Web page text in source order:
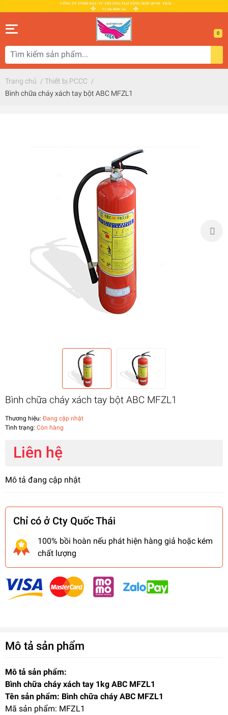
0
Trang chủ / Thiết bị PCCC /
Bình chữa cháy xách tay bột ABC MFZL1
Bình chữa cháy xách tay bột ABC MFZL1
Thương hiệu: Đang cập nhật
Tình trạng: Còn hàng
Liên hệ
Mô tả đang cập nhật
Chỉ có ở Cty Quốc Thái
100% bồi hoàn nếu phát hiện hàng giả hoặc kém
chất lượng
Mô tả sản phẩm
Mô tả sản phẩm:
Bình chữa cháy xách tay 1kg ABC MFZL1
Tên sản phẩm: Bình chữa cháy ABC MFZL1
Mã sản phẩm: MFZL1